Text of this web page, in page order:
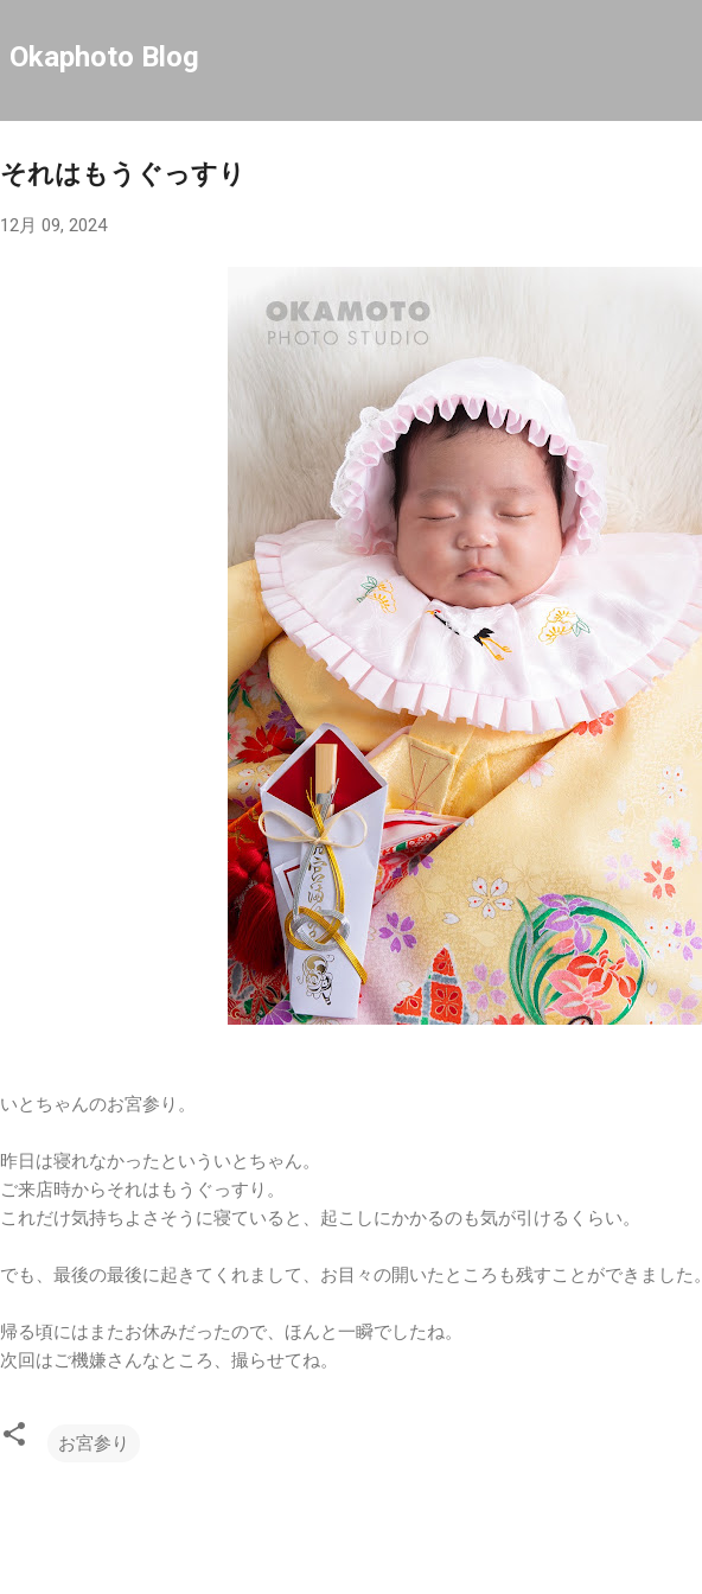
Okaphoto Blog
それはもうぐっすり
12月 09, 2024
いとちゃんのお宮参り。
昨日は寝れなかったといういとちゃん。
ご来店時からそれはもうぐっすり。
これだけ気持ちよさそうに寝ていると、起こしにかかるのも気が引けるくらい。
でも、最後の最後に起きてくれまして、お目々の開いたところも残すことができました。
帰る頃にはまたお休みだったので、ほんと一瞬でしたね。
次回はご機嫌さんなところ、撮らせてね。
お宮参り